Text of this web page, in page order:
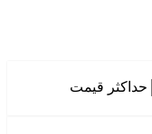
حداكثر قيمت